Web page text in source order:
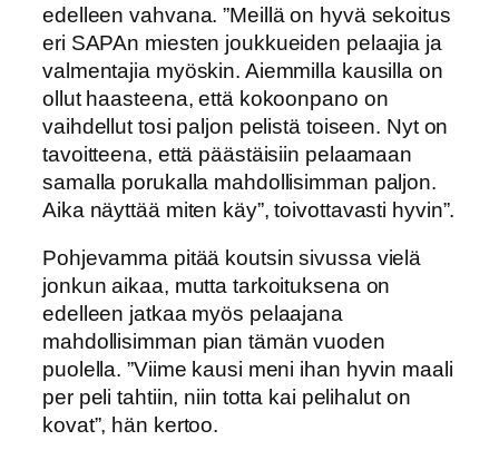
edelleen vahvana. ”Meillä on hyvä sekoitus
eri SAPAn miesten joukkueiden pelaajia ja
valmentajia myöskin. Aiemmilla kausilla on
ollut haasteena, että kokoonpano on
vaihdellut tosi paljon pelistä toiseen. Nyt on
tavoitteena, että päästäisiin pelaamaan
samalla porukalla mahdollisimman paljon.
Aika näyttää miten käy”, toivottavasti hyvin”.
Pohjevamma pitää koutsin sivussa vielä
jonkun aikaa, mutta tarkoituksena on
edelleen jatkaa myös pelaajana
mahdollisimman pian tämän vuoden
puolella. ”Viime kausi meni ihan hyvin maali
per peli tahtiin, niin totta kai pelihalut on
kovat”, hän kertoo.